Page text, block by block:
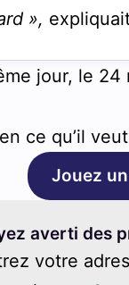
»,
jour, le 24
ce qu’il
Jouez
averti des
votre